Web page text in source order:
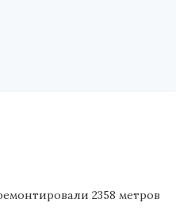
2358 метров